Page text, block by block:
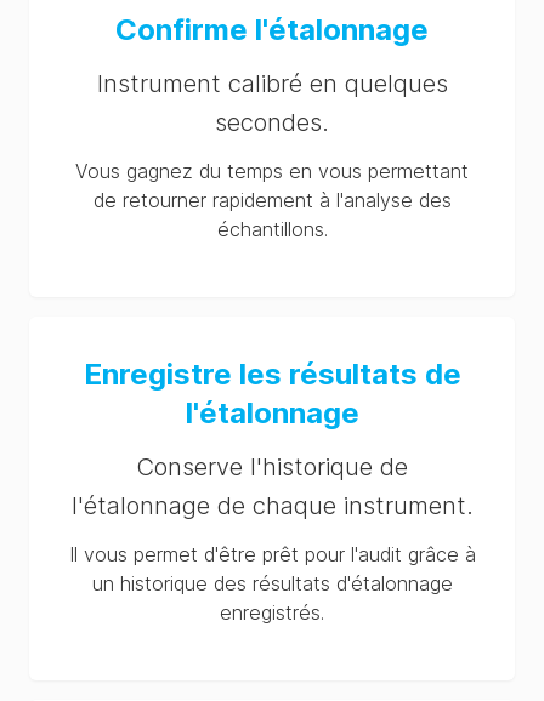
Confirme l'étalonnage
Instrument calibré en quelques
secondes.
Vous gagnez du temps en vous permettant
de retourner rapidement à l'analyse des
échantillons.
Enregistre les résultats de
l'étalonnage
Conserve l'historique de
l'étalonnage de chaque instrument.
Il vous permet d'être prêt pour l'audit grâce à
un historique des résultats d'étalonnage
enregistrés.